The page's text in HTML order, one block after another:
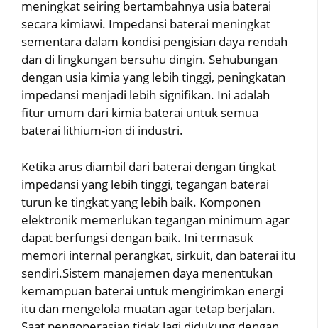
meningkat seiring bertambahnya usia baterai
secara kimiawi. Impedansi baterai meningkat
sementara dalam kondisi pengisian daya rendah
dan di lingkungan bersuhu dingin. Sehubungan
dengan usia kimia yang lebih tinggi, peningkatan
impedansi menjadi lebih signifikan. Ini adalah
fitur umum dari kimia baterai untuk semua
baterai lithium-ion di industri.
Ketika arus diambil dari baterai dengan tingkat
impedansi yang lebih tinggi, tegangan baterai
turun ke tingkat yang lebih baik. Komponen
elektronik memerlukan tegangan minimum agar
dapat berfungsi dengan baik. Ini termasuk
memori internal perangkat, sirkuit, dan baterai itu
sendiri.Sistem manajemen daya menentukan
kemampuan baterai untuk mengirimkan energi
itu dan mengelola muatan agar tetap berjalan.